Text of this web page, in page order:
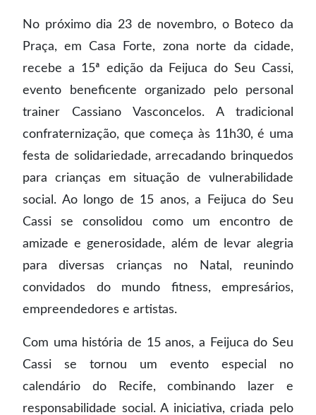
No próximo dia 23 de novembro, o Boteco da
Praça, em Casa Forte, zona norte da cidade,
recebe a 15ª edição da Feijuca do Seu Cassi,
evento beneficente organizado pelo personal
trainer Cassiano Vasconcelos. A tradicional
confraternização, que começa às 11h30, é uma
festa de solidariedade, arrecadando brinquedos
para crianças em situação de vulnerabilidade
social. Ao longo de 15 anos, a Feijuca do Seu
Cassi se consolidou como um encontro de
amizade e generosidade, além de levar alegria
para diversas crianças no Natal, reunindo
convidados do mundo fitness, empresários,
empreendedores e artistas.
Com uma história de 15 anos, a Feijuca do Seu
Cassi se tornou um evento especial no
calendário do Recife, combinando lazer e
responsabilidade social. A iniciativa, criada pelo